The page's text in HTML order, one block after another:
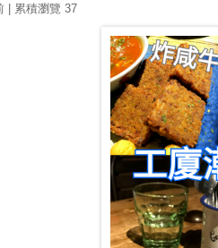
| 累積瀏覽 37